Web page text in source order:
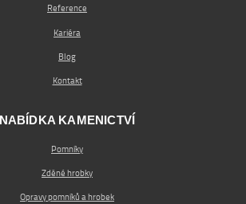
Reference
Kariéra
Blog
Kontakt
NABÍDKA KAMENICTVÍ
Pomníky
Zděné hrobky
Opravy pomníků a hrobek